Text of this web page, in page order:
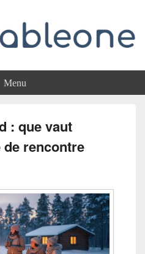
Menu
: que vaut
rencontre